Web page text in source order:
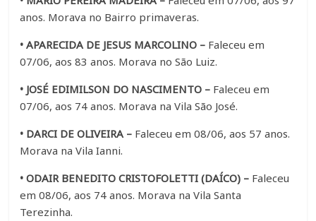
anos. Morava no Bairro primaveras.
• APARECIDA DE JESUS MARCOLINO – Faleceu em
07/06, aos 83 anos. Morava no São Luiz.
• JOSÉ EDIMILSON DO NASCIMENTO – Faleceu em
07/06, aos 74 anos. Morava na Vila São José.
• DARCI DE OLIVEIRA – Faleceu em 08/06, aos 57 anos.
Morava na Vila Ianni.
• ODAIR BENEDITO CRISTOFOLETTI (DAÍCO) – Faleceu
em 08/06, aos 74 anos. Morava na Vila Santa
Terezinha.